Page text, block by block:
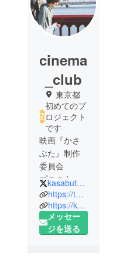
cinema
_club
東京都
初めてのプ
ロジェクト
です
映画『かさ
ぶた』制作
委員会
プロのカメ
ラマン、脚
本家、照
明、編集、
ADが、
kasabuta_2020
https://twitter.com/taku_katayama
https://kasabuta2020.wixsite.com/kasabuta2020
メッセー
ジを送る